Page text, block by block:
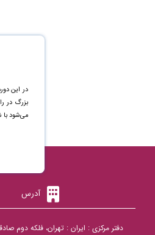
در این
بزرگ در
می‌شود با
آدرس
دفتر مرکزی : ایران : تهران، فلکه دوم